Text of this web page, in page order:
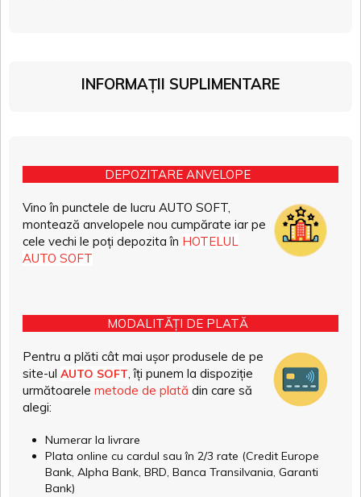
INFORMAȚII SUPLIMENTARE
DEPOZITARE ANVELOPE
Vino în punctele de lucru AUTO SOFT,
montează anvelopele nou cumpărate iar pe
cele vechi le poți depozita în HOTELUL
AUTO SOFT
MODALITĂȚI DE PLATĂ
Pentru a plăti cât mai ușor produsele de pe
site-ul AUTO SOFT, îți punem la dispoziție
următoarele metode de plată din care să
alegi:
Numerar la livrare
Plata online cu cardul sau în 2/3 rate (Credit Europe
Bank, Alpha Bank, BRD, Banca Transilvania, Garanti
Bank)